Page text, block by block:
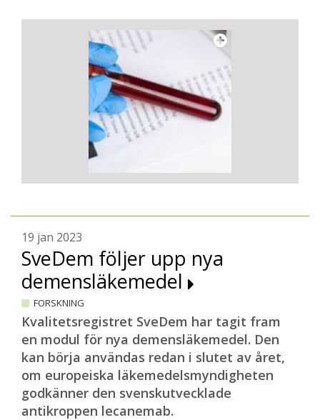
19 jan 2023
SveDem följer upp nya
demensläkemedel
FORSKNING
Kvalitetsregistret SveDem har tagit fram
en modul för nya demensläkemedel. Den
kan börja användas redan i slutet av året,
om europeiska läkemedelsmyndigheten
godkänner den svenskutvecklade
antikroppen lecanemab.